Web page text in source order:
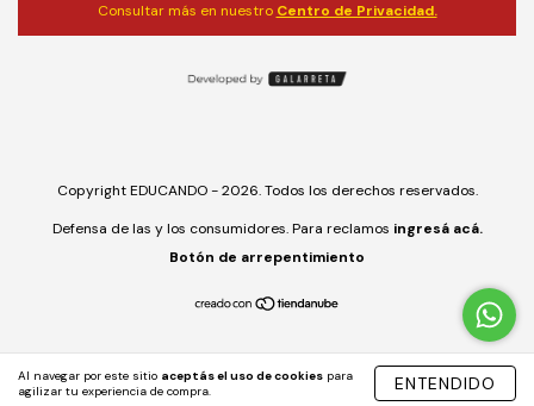
Al navegar por este sitio aceptás el uso de cookies para
agilizar tu experiencia de compra.
ENTENDIDO
Consultar más en nuestro Centro de Privacidad.
Copyright EDUCANDO - 2026. Todos los derechos reservados.
Defensa de las y los consumidores. Para reclamos ingresá acá.
Botón de arrepentimiento